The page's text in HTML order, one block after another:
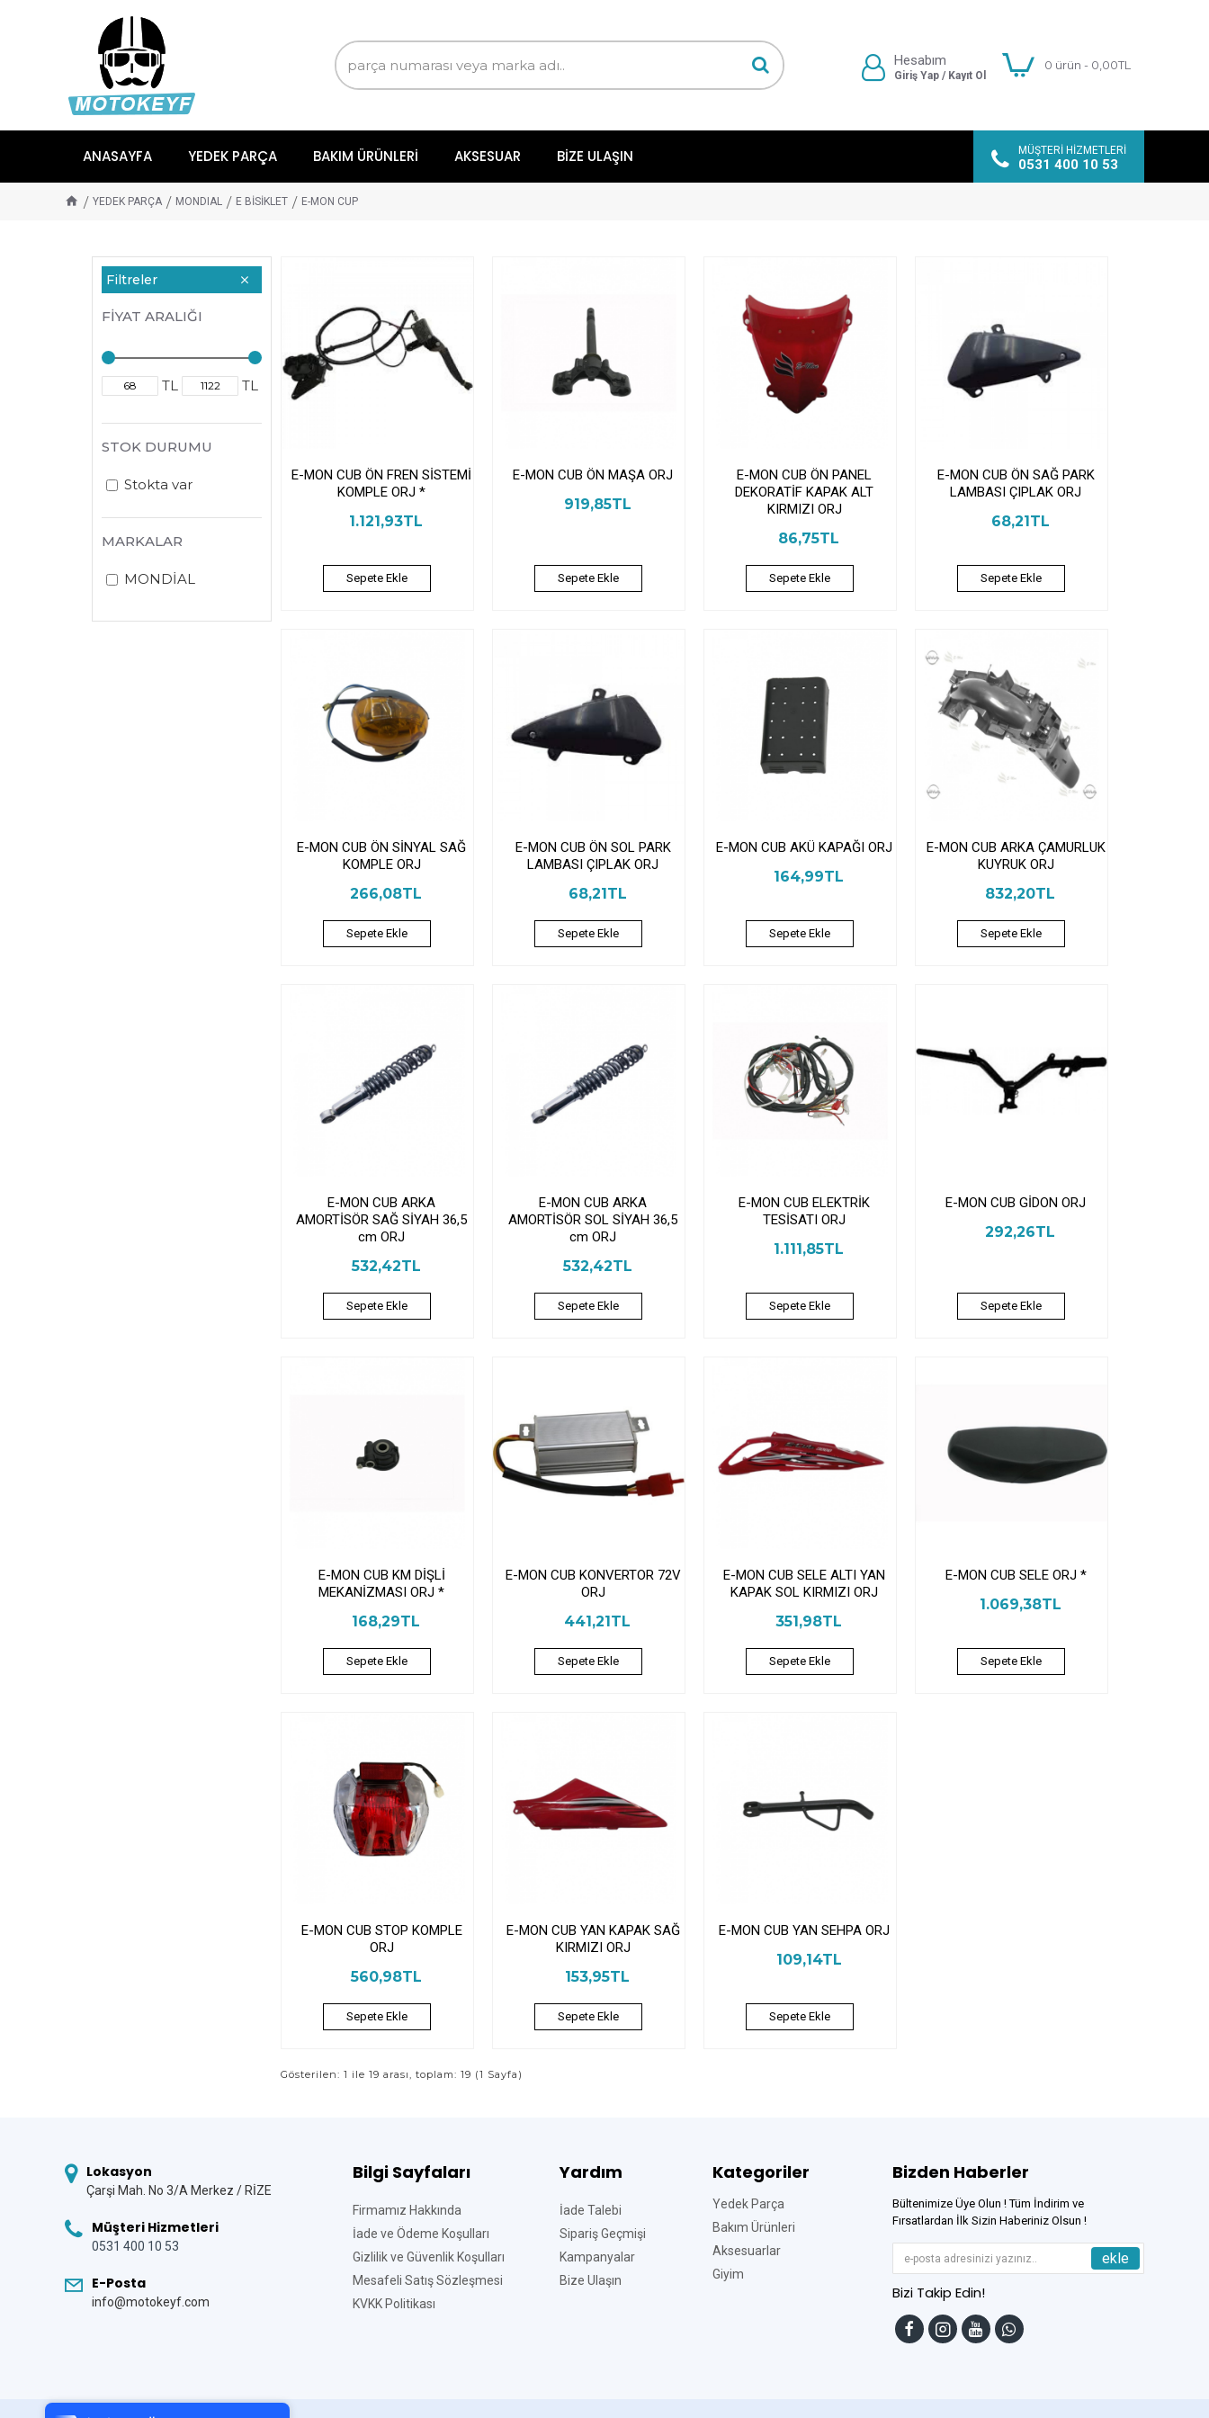
7/24 Canlı Destek
Hesabım
Giriş Yap / Kayıt Ol
0 ürün - 0,00TL
ANASAYFA YEDEK PARÇA BAKIM ÜRÜNLERI AKSESUAR BIZE ULAŞIN MÜŞTERI HIZMETLERI
0531 400 10 53
YEDEK PARÇA MONDIAL E BİSİKLET E-MON CUP
Filtreler
FIYAT ARALIĞI
TL TL
MARKALAR
MONDİAL
STOK DURUMU
Stokta var
E-MON CUB ÖN FREN SİSTEMİ
KOMPLE ORJ *
1.121,93TL
Sepete Ekle
E-MON CUB ÖN MAŞA ORJ
919,85TL
Sepete Ekle
E-MON CUB ÖN PANEL
DEKORATİF KAPAK ALT
KIRMIZI ORJ
86,75TL
Sepete Ekle
E-MON CUB ÖN SAĞ PARK
LAMBASI ÇIPLAK ORJ
68,21TL
Sepete Ekle
E-MON CUB ÖN SİNYAL SAĞ
KOMPLE ORJ
266,08TL
Sepete Ekle
E-MON CUB ÖN SOL PARK
LAMBASI ÇIPLAK ORJ
68,21TL
Sepete Ekle
E-MON CUB AKÜ KAPAĞI ORJ
164,99TL
Sepete Ekle
E-MON CUB ARKA ÇAMURLUK
KUYRUK ORJ
832,20TL
Sepete Ekle
E-MON CUB ARKA
AMORTİSÖR SAĞ SİYAH 36,5
cm ORJ
532,42TL
Sepete Ekle
E-MON CUB ARKA
AMORTİSÖR SOL SİYAH 36,5
cm ORJ
532,42TL
Sepete Ekle
E-MON CUB ELEKTRİK
TESİSATI ORJ
1.111,85TL
Sepete Ekle
E-MON CUB GİDON ORJ
292,26TL
Sepete Ekle
E-MON CUB KM DİŞLİ
MEKANİZMASI ORJ *
168,29TL
Sepete Ekle
E-MON CUB KONVERTOR 72V
ORJ
441,21TL
Sepete Ekle
E-MON CUB SELE ALTI YAN
KAPAK SOL KIRMIZI ORJ
351,98TL
Sepete Ekle
E-MON CUB SELE ORJ *
1.069,38TL
Sepete Ekle
E-MON CUB STOP KOMPLE
ORJ
560,98TL
Sepete Ekle
E-MON CUB YAN KAPAK SAĞ
KIRMIZI ORJ
153,95TL
Sepete Ekle
E-MON CUB YAN SEHPA ORJ
109,14TL
Sepete Ekle
Gösterilen: 1 ile 19 arası, toplam: 19 (1 Sayfa)
Lokasyon
Çarşi Mah. No 3/A Merkez / RİZE
Müşteri Hizmetleri
0531 400 10 53
E-Posta
info@motokeyf.com
Bilgi Sayfaları
Firmamız Hakkında
İade ve Ödeme Koşulları
Gizlilik ve Güvenlik Koşulları
Mesafeli Satış Sözleşmesi
KVKK Politikası
Yardım
İade Talebi
Sipariş Geçmişi
Kampanyalar
Bize Ulaşın
Kategoriler
Yedek Parça
Bakım Ürünleri
Aksesuarlar
Giyim
Bizden Haberler
Bültenimize Üye Olun ! Tüm İndirim ve
Fırsatlardan İlk Sizin Haberiniz Olsun !
ekle
Bizi Takip Edin!